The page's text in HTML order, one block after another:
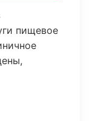
пищевое